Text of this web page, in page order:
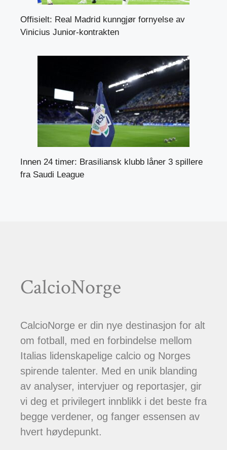
Offisielt: Real Madrid kunngjør fornyelse av
Vinicius Junior-kontrakten
Innen 24 timer: Brasiliansk klubb låner 3 spillere
fra Saudi League
CalcioNorge
CalcioNorge er din nye destinasjon for alt
om fotball, med en forbindelse mellom
Italias lidenskapelige calcio og Norges
spirende talenter. Med en unik blanding
av analyser, intervjuer og reportasjer, gir
vi deg et privilegert innblikk i det beste fra
begge verdener, og fanger essensen av
hvert høydepunkt.